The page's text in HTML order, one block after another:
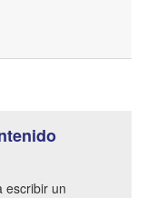
escribir un